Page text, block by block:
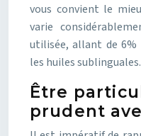
vous convient le
varie
utilisée, allant de 6%
les huiles sublinguales.
Être
prudent